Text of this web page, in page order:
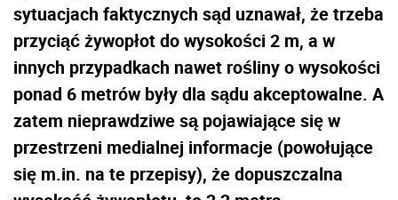
sytuacjach faktycznych sąd uznawał, że trzeba
przyciąć żywopłot do wysokości 2 m, a w
innych przypadkach nawet rośliny o wysokości
ponad 6 metrów były dla sądu akceptowalne. A
zatem nieprawdziwe są pojawiające się w
przestrzeni medialnej informacje (powołujące
się m.in. na te przepisy), że dopuszczalna